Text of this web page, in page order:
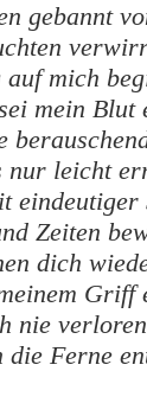
gebannt
mich
mein Blut
nur leicht
eindeutiger
Zeiten
dich
Griff
nie
Ferne